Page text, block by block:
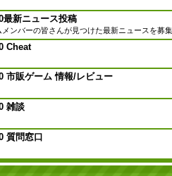
最新ニュース投稿
メンバーの皆さんが見つけた最新ニュースを募
Cheat
市販ゲーム 情報/レビュー
雑談
質問窓口